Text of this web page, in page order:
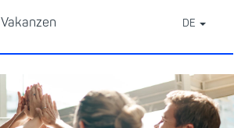
Vakanzen DE